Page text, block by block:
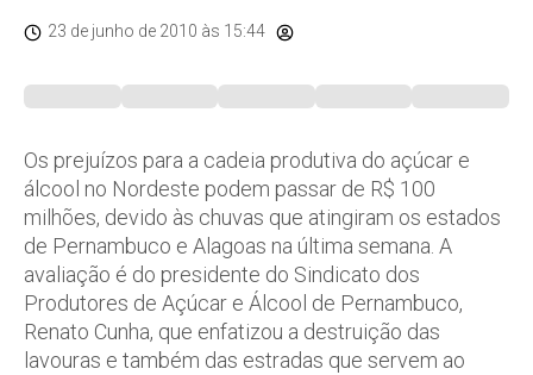
23 de junho de 2010 às 15:44
Os prejuízos para a cadeia produtiva do açúcar e
álcool no Nordeste podem passar de R$ 100
milhões, devido às chuvas que atingiram os estados
de Pernambuco e Alagoas na última semana. A
avaliação é do presidente do Sindicato dos
Produtores de Açúcar e Álcool de Pernambuco,
Renato Cunha, que enfatizou a destruição das
lavouras e também das estradas que servem ao